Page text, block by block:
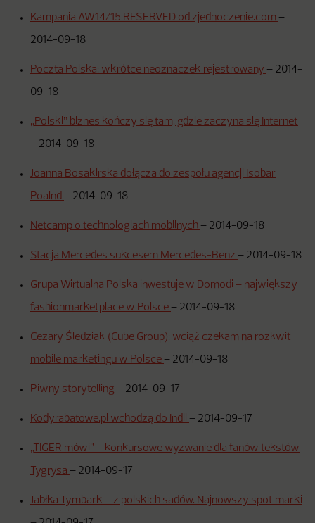
Kampania AW14/15 RESERVED od zjednoczenie.com –
2014-09-18
Poczta Polska: wkrótce neoznaczek rejestrowany – 2014-
09-18
„Polski” biznes kończy się tam, gdzie zaczyna się Internet
– 2014-09-18
Joanna Bosakirska dołącza do zespołu agencji Isobar
Poalnd – 2014-09-18
Netcamp o technologiach mobilnych – 2014-09-18
Stacja Mercedes sukcesem Mercedes-Benz – 2014-09-18
Grupa Wirtualna Polska inwestuje w Domodi – największy
fashionmarketplace w Polsce – 2014-09-18
Cezary Śledziak (Cube Group): wciąż czekam na rozkwit
mobile marketingu w Polsce – 2014-09-18
Piwny storytelling – 2014-09-17
Kodyrabatowe.pl wchodzą do Indii – 2014-09-17
„TIGER mówi” – konkursowe wyzwanie dla fanów tekstów
Tygrysa – 2014-09-17
Jabłka Tymbark – z polskich sadów. Najnowszy spot marki